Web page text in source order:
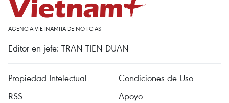
AGENCIA VIETNAMITA DE NOTICIAS
Editor en jefe: TRAN TIEN DUAN
Propiedad Intelectual
Condiciones de Uso
RSS
Apoyo